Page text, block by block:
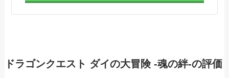
ドラゴンクエスト ダイの大冒険 -魂の絆-の評価